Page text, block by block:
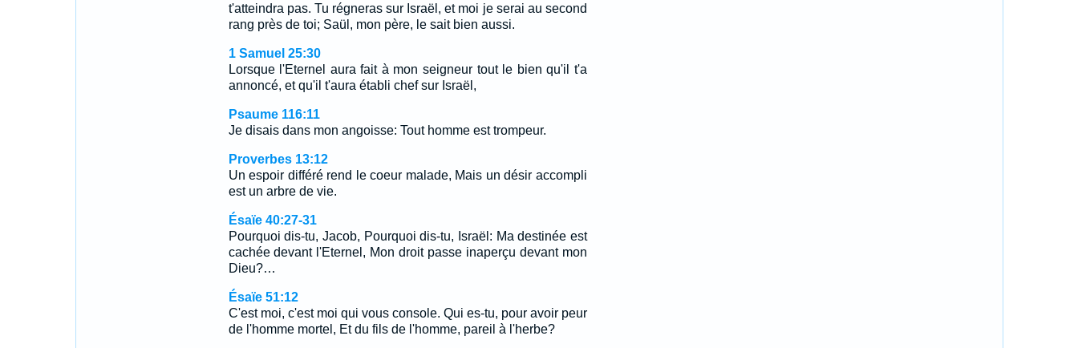
t'atteindra pas. Tu régneras sur Israël, et moi je serai au second
rang près de toi; Saül, mon père, le sait bien aussi.
1 Samuel 25:30
Lorsque l'Eternel aura fait à mon seigneur tout le bien qu'il t'a
annoncé, et qu'il t'aura établi chef sur Israël,
Psaume 116:11
Je disais dans mon angoisse: Tout homme est trompeur.
Proverbes 13:12
Un espoir différé rend le coeur malade, Mais un désir accompli
est un arbre de vie.
Ésaïe 40:27-31
Pourquoi dis-tu, Jacob, Pourquoi dis-tu, Israël: Ma destinée est
cachée devant l'Eternel, Mon droit passe inaperçu devant mon
Dieu?…
Ésaïe 51:12
C'est moi, c'est moi qui vous console. Qui es-tu, pour avoir peur
de l'homme mortel, Et du fils de l'homme, pareil à l'herbe?